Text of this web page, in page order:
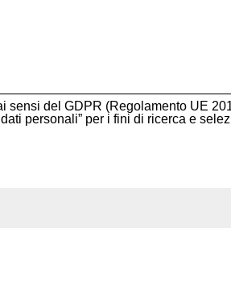
sensi del GDPR (Regolamento UE
personali” per i fini di ricerca e